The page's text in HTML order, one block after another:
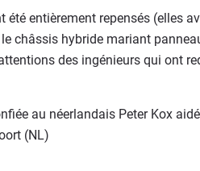
été entièrement repensés (elles
châssis hybride mariant
des ingénieurs qui ont
au néerlandais Peter Kox
(NL)